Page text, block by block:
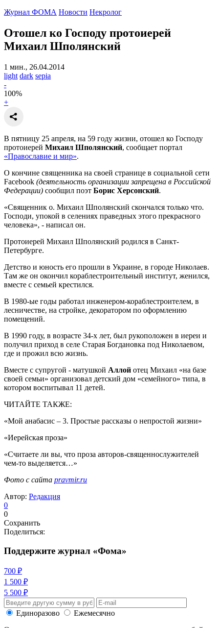
Журнал ФОМА Новости Некролог
Отошел ко Господу протоиерей
Михаил Шполянский
1 мин., 26.04.2014
light dark sepia
-
100%
+
В пятницу 25 апреля, на 59 году жизни, отошел ко Господу
протоиерей Михаил Шполянский, сообщает портал
«Православие и мир».
О кончине священника на своей странице в социальной сети
Facebook (деятельность организации запрещена в Российской
Федерации) сообщил поэт Борис Херсонский.
«Священник о. Михаил Шполянский скончался только что.
Господи, упокой в селениях праведных этого прекрасного
человека», - написал он.
Протоиерей Михаил Шполянский родился в Санкт-
Петербурге.
Детство и юность его прошли в Украине, в городе Николаев.
Там же он окончил кораблестроительный институт, женился,
вместе с семьей крестился.
В 1980-ые годы работал инженером-кораблестроителем, в
лесничестве, на стройке, декоратором по оформлению
помещений.
В 1990 году, в возрасте 34-х лет, был рукоположен в иереи и
получил приход в селе Старая Богдановка под Николаевом,
где и прожил всю жизнь.
Вместе с супругой - матушкой Аллой отец Михаил «на базе
своей семьи» организовал детский дом «семейного» типа, в
котором воспитывал 11 детей.
ЧИТАЙТЕ ТАКЖЕ:
«Мой анабасис – 3. Простые рассказы о непростой жизни»
«Иерейская проза»
«Считаете ли вы, что проза авторов-священнослужителей
чем-то выделяется…»
Фото с сайта pravmir.ru
Автор: Редакция
0
0
Сохранить
Поделиться:
Поддержите журнал «Фома»
700 ₽
1 500 ₽
5 500 ₽
Единоразово
Ежемесячно